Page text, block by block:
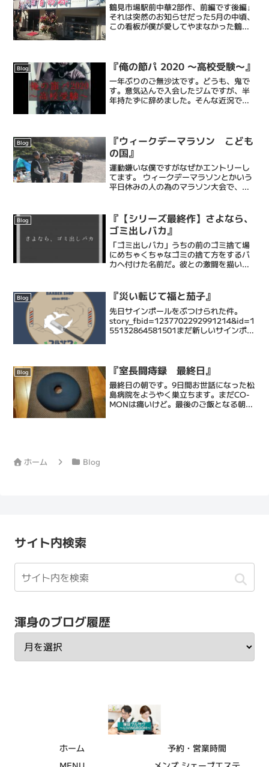
鶴見市場駅前中華2部作、前編です後編↓
それは突然のお知らせだった5月の中頃、
この看板が僕が愛してやまなかった鶴見
た。僕が開店して第一...
Blog 『俺の節パ 2020 ～高校受験～』
一年ぶりのご無沙汰です。どうも、鬼で
す。意気込んで入会したジムですが、半
年持たずに辞めました。そんな近況です
長女の高校受験直前というこ...
Blog
『ウィークデーマラソン こども
の国』
運動嫌いな僕ですがなぜかエントリーし
てます。 ウィークデーマラソンとかいう
平日休みの人の為のマラソン大会で、僕
も、僕は早歩きに近いペースですけど
も、、、、なんならあ...
Blog
『【シリーズ最終作】さよなら、
ゴミ出しバカ』
「ゴミ出しバカ」うちの前のゴミ捨て場
にめちゃくちゃなゴミの捨て方をするバ
カへ付けた名前だ。彼との激闘を描いた
の反響をいただけたブログとなった。あ
れからだいぶ経ち、その間...
Blog 『災い転じて福と茄子』
先日サインポールをぶつけられた件。
story_fbid=1237702292991214&id=1
55132864581501まだ新しいサインポー
Blog 『室長闘痔録 最終日』
最終日の朝です。9日間お世話になった松
島病院をようやく巣立ちます。まだCO-
MONは痛いけど。最後のご飯となる朝食
ホーム
Blog
サイト内検索
渾身のブログ履歴
ホーム
予約・営業時間